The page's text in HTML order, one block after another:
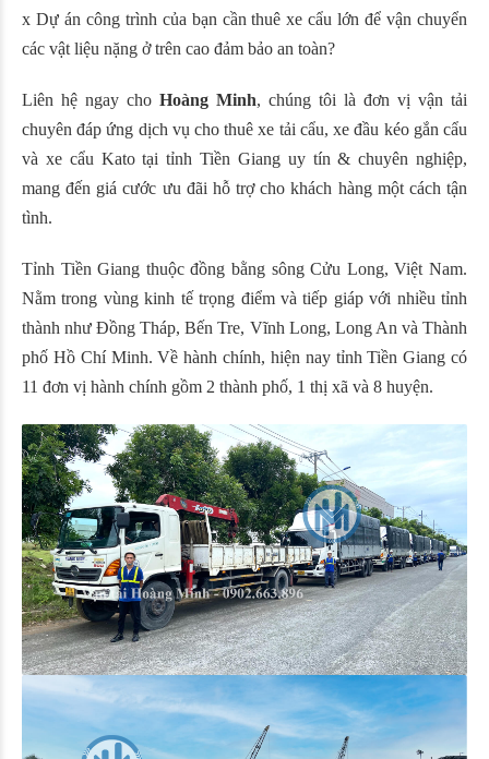
x Dự án công trình của bạn cần thuê xe cẩu lớn để vận chuyển
các vật liệu nặng ở trên cao đảm bảo an toàn?
Liên hệ ngay cho Hoàng Minh, chúng tôi là đơn vị vận tải
chuyên đáp ứng dịch vụ cho thuê xe tải cẩu, xe đầu kéo gắn cẩu
và xe cẩu Kato tại tỉnh Tiền Giang uy tín & chuyên nghiệp,
mang đến giá cước ưu đãi hỗ trợ cho khách hàng một cách tận
tình.
Tỉnh Tiền Giang thuộc đồng bằng sông Cửu Long, Việt Nam.
Nằm trong vùng kinh tế trọng điểm và tiếp giáp với nhiều tỉnh
thành như Đồng Tháp, Bến Tre, Vĩnh Long, Long An và Thành
phố Hồ Chí Minh. Về hành chính, hiện nay tỉnh Tiền Giang có
11 đơn vị hành chính gồm 2 thành phố, 1 thị xã và 8 huyện.